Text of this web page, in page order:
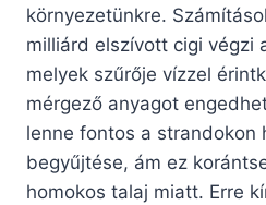
környezetünkre.
milliárd elszívott cigi végzi
melyek szűrője vízzel
mérgező anyagot
lenne fontos a strandokon
begyűjtése, ám ez
homokos talaj miatt. Erre